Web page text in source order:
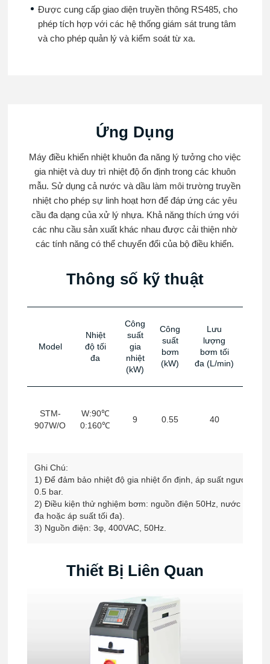
Được cung cấp giao diện truyền thông RS485, cho
phép tích hợp với các hệ thống giám sát trung tâm
và cho phép quản lý và kiểm soát từ xa.
Ứng Dụng
Máy điều khiển nhiệt khuôn đa năng lý tưởng cho việc
gia nhiệt và duy trì nhiệt độ ổn định trong các khuôn
mẫu. Sử dụng cả nước và dầu làm môi trường truyền
nhiệt cho phép sự linh hoạt hơn để đáp ứng các yêu
cầu đa dạng của xử lý nhựa. Khả năng thích ứng với
các nhu cầu sản xuất khác nhau được cải thiện nhờ
các tính năng có thể chuyển đổi của bộ điều khiển.
Thông số kỹ thuật
Model
Nhiệt
độ tối
đa
Công
suất
gia
nhiệt
(kW)
Công
suất
bơm
(kW)
Lưu
lượng
bơm tối
đa (L/min)
STM-
907W/O
W:90℃
0:160℃
9 0.55 40
Ghi Chú:
1) Để đảm bảo nhiệt độ gia nhiệt ổn định, áp suất ngược
0.5 bar.
2) Điều kiện thử nghiệm bơm: nguồn điện 50Hz, nước tinh
đa hoặc áp suất tối đa).
3) Nguồn điện: 3φ, 400VAC, 50Hz.
Thiết Bị Liên Quan